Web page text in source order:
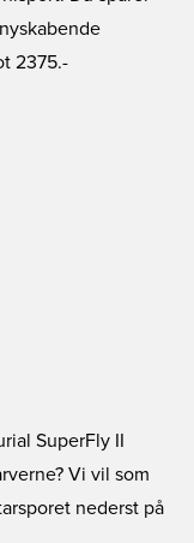
2375.-
SuperFly II
Vi vil som
nederst på